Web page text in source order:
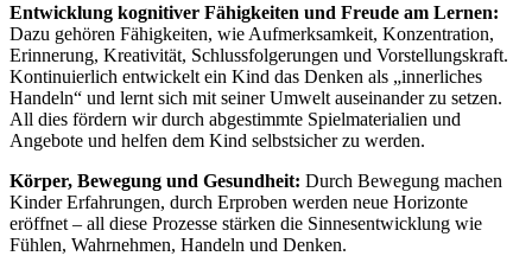
Entwicklung kognitiver Fähigkeiten und Freude am Lernen:
Dazu gehören Fähigkeiten, wie Aufmerksamkeit, Konzentration,
Erinnerung, Kreativität, Schlussfolgerungen und Vorstellungskraft.
Kontinuierlich entwickelt ein Kind das Denken als „innerliches
Handeln“ und lernt sich mit seiner Umwelt auseinander zu setzen.
All dies fördern wir durch abgestimmte Spielmaterialien und
Angebote und helfen dem Kind selbstsicher zu werden.
Körper, Bewegung und Gesundheit: Durch Bewegung machen
Kinder Erfahrungen, durch Erproben werden neue Horizonte
eröffnet – all diese Prozesse stärken die Sinnesentwicklung wie
Fühlen, Wahrnehmen, Handeln und Denken.